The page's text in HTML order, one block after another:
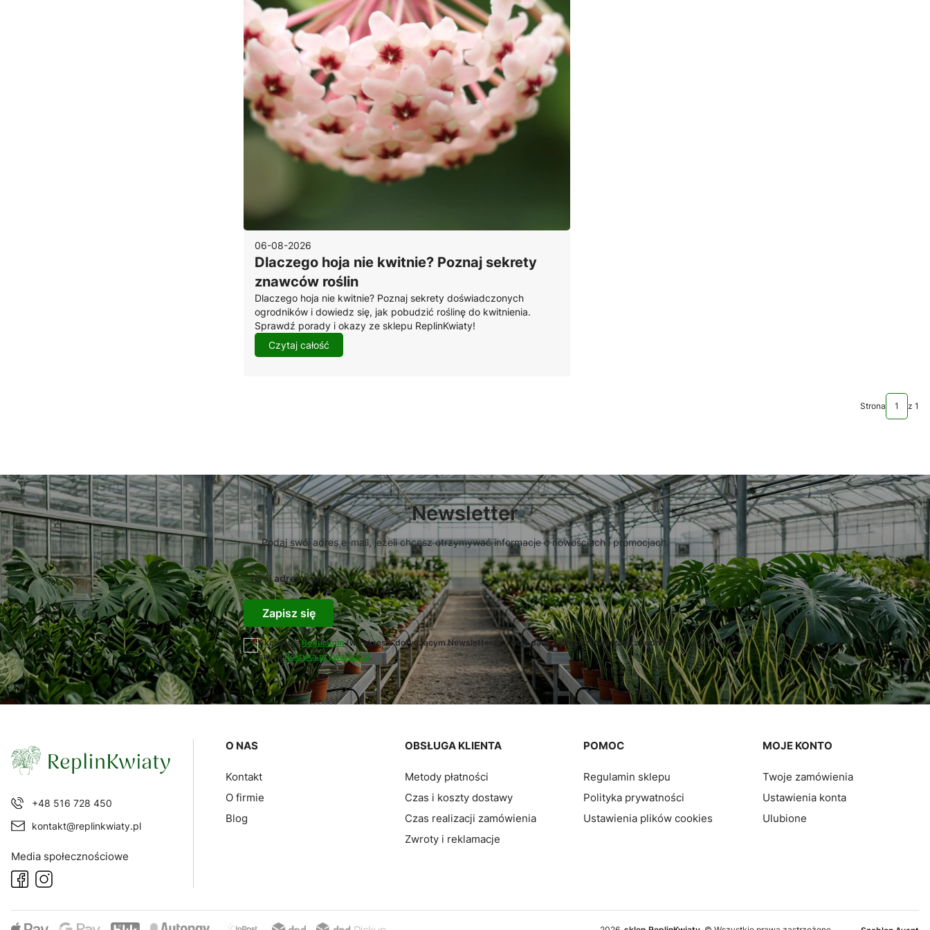
06-08-2026
Dlaczego hoja nie kwitnie? Poznaj sekrety
znawców roślin
Dlaczego hoja nie kwitnie? Poznaj sekrety doświadczonych
ogrodników i dowiedz się, jak pobudzić roślinę do kwitnienia.
Sprawdź porady i okazy ze sklepu ReplinKwiaty!
Czytaj całość
Strona z 1
Newsletter
Podaj swój adres e-mail, jeżeli chcesz otrzymywać informacje o nowościach i promocjach.
Twój adres e-mail
Zapisz się
AkceptujęRegulamin(w zakresie dotyczącym Newslettera). Twoje dane będą przetwarzane zgodnie z
nasząPolityką prywatności.
+48 516 728 450
kontakt@replinkwiaty.pl
Media społecznościowe
Linki w stopce
O NAS
Kontakt
O firmie
Blog
OBSŁUGA KLIENTA
Metody płatności
Czas i koszty dostawy
Czas realizacji zamówienia
Zwroty i reklamacje
POMOC
Regulamin sklepu
Polityka prywatności
Ustawienia plików cookies
MOJE KONTO
Twoje zamówienia
Ustawienia konta
Ulubione